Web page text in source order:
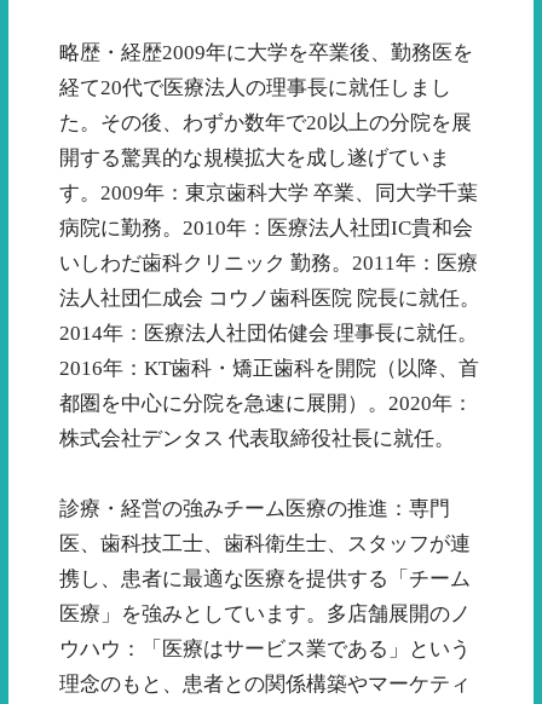
略歴・経歴2009年に大学を卒業後、勤務医を
経て20代で医療法人の理事長に就任しまし
た。その後、わずか数年で20以上の分院を展
開する驚異的な規模拡大を成し遂げていま
す。2009年：東京歯科大学 卒業、同大学千葉
病院に勤務。2010年：医療法人社団IC貴和会
いしわだ歯科クリニック 勤務。2011年：医療
法人社団仁成会 コウノ歯科医院 院長に就任。
2014年：医療法人社団佑健会 理事長に就任。
2016年：KT歯科・矯正歯科を開院（以降、首
都圏を中心に分院を急速に展開）。2020年：
株式会社デンタス 代表取締役社長に就任。
診療・経営の強みチーム医療の推進：専門
医、歯科技工士、歯科衛生士、スタッフが連
携し、患者に最適な医療を提供する「チーム
医療」を強みとしています。多店舗展開のノ
ウハウ：「医療はサービス業である」という
理念のもと、患者との関係構築やマーケティ